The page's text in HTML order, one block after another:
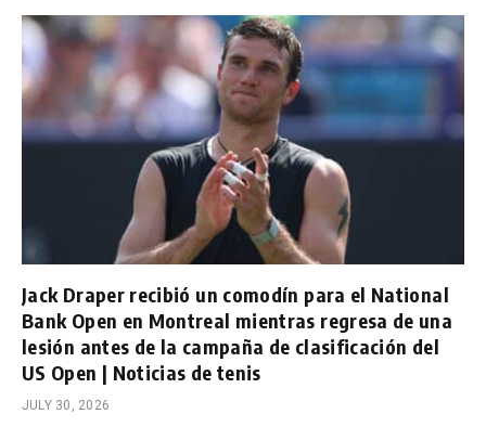
Jack Draper recibió un comodín para el National
Bank Open en Montreal mientras regresa de una
lesión antes de la campaña de clasificación del
US Open | Noticias de tenis
JULY 30, 2026